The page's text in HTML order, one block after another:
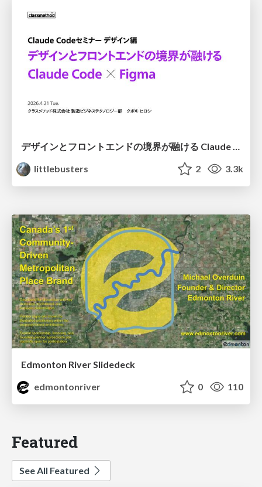
littlebusters
2 3.3k
Edmonton River Slidedeck
edmontonriver
0 110
Featured
See All Featured